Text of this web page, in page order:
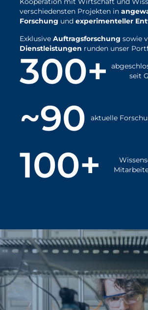
verschiedensten Projekten in
Forschung und experimenteller
Exklusive Auftragsforschung sowie
Dienstleistungen runden unser
300+
seit
~90 aktuelle
100+